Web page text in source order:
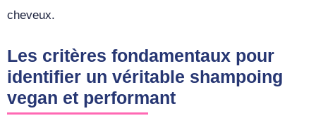
cheveux.
Les critères fondamentaux pour
identifier un véritable shampoing
vegan et performant